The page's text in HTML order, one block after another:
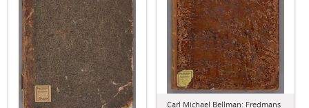
Carl Michael Bellman: Fredmans